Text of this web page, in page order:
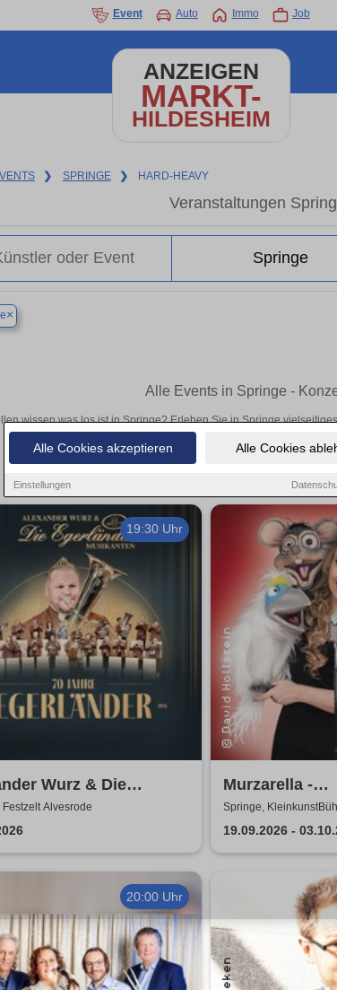
Alle Cookies akzeptieren Alle Cookies
Einstellungen
Event Auto Immo Job
ANZEIGEN
MARKT-
HILDESHEIM
❯ SPRINGE ❯ HARD-HEAVY
Veranstaltungen
×
Alle Events in Springe -
wissen was los ist in Springe? Erleben Sie in Springe
oder aufregende Veranstaltungen in
19:30 Uhr
Wurz & Die
Musikanten - Das
Alvesrode
Murzarella -
Springe,
19.09.2026 -
20:00 Uhr